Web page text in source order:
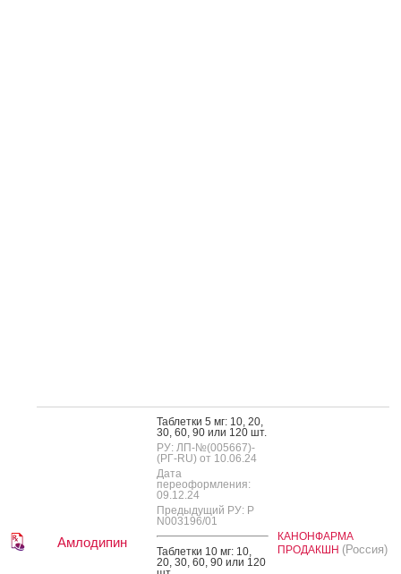
Амлодипин
Таб­летки 5 мг: 10, 20,
30, 60, 90 или 120 шт.
РУ: ЛП-№(005667)-
(РГ-RU) от 10.06.24
Дата
переоформления:
09.12.24
Предыдущий РУ: Р
N003196/01
Таб­летки 10 мг: 10,
20, 30, 60, 90 или 120
КАНОНФАРМА
ПРОДАКШН (Россия)